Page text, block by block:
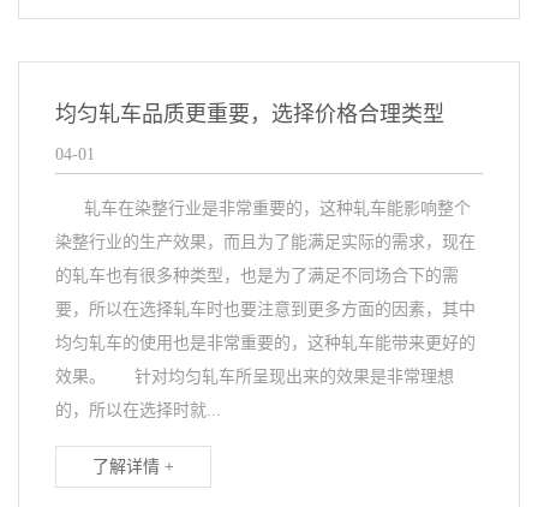
均匀轧车品质更重要，选择价格合理类型
04-01
轧车在染整行业是非常重要的，这种轧车能影响整个
染整行业的生产效果，而且为了能满足实际的需求，现在
的轧车也有很多种类型，也是为了满足不同场合下的需
要，所以在选择轧车时也要注意到更多方面的因素，其中
均匀轧车的使用也是非常重要的，这种轧车能带来更好的
效果。 针对均匀轧车所呈现出来的效果是非常理想
的，所以在选择时就...
了解详情 +